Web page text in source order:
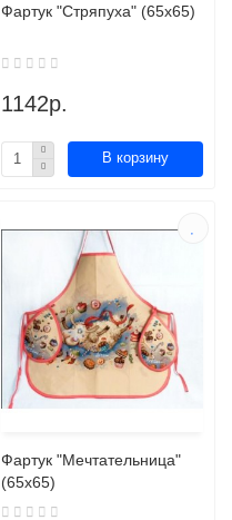
Фартук "Стряпуха" (65х65)
1142р.
В корзину
Фартук "Мечтательница"
(65х65)